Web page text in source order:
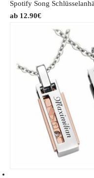
Spotify Song
12.90€